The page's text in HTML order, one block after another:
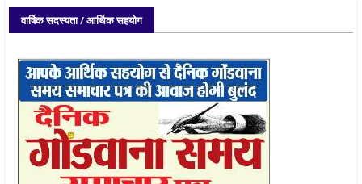
वार्षिक सदस्यता / आर्थिक सहयोग